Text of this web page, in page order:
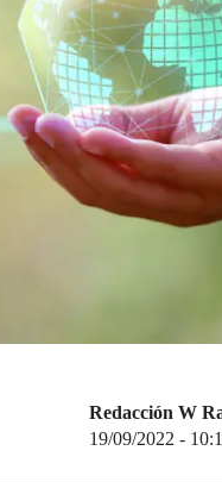
Redacción W
19/09/2022 -